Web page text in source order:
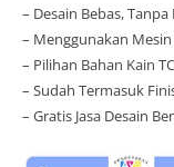
– Desain Bebas,
– Menggunakan
– Pilihan Bahan Kain
– Sudah Termasuk
– Gratis Jasa Desain